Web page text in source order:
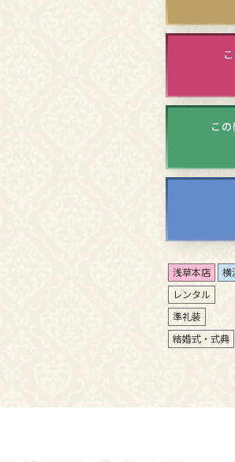
こ
浅草本店
横
レンタル
準礼装
結婚式・式典